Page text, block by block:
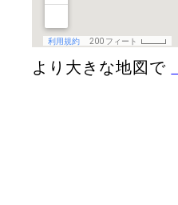
より大きな地図で